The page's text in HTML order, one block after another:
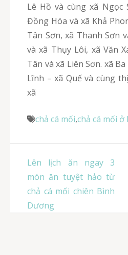
Lê Hồ và cùng xã Ngọc
Đồng Hóa và xã Khả
Tân Sơn, xã Thanh Sơn
và xã Thụy Lôi, xã Văn
Tân và xã Liên Sơn. xã
Lĩnh – xã Quế và cùng
xã
chả cá mối,chả cá mối ở
Điều
hướng
bài
viết
Lên lịch ăn ngay 3
món ăn tuyệt hảo từ
chả cá mối chiên Bình
Dương